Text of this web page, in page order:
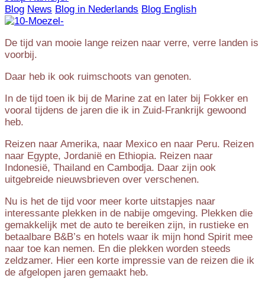
Blog News Blog in Nederlands Blog English
De tijd van mooie lange reizen naar verre, verre landen is
voorbij.
Daar heb ik ook ruimschoots van genoten.
In de tijd toen ik bij de Marine zat en later bij Fokker en
vooral tijdens de jaren die ik in Zuid-Frankrijk gewoond
heb.
Reizen naar Amerika, naar Mexico en naar Peru. Reizen
naar Egypte, Jordanië en Ethiopia. Reizen naar
Indonesië, Thailand en Cambodja. Daar zijn ook
uitgebreide nieuwsbrieven over verschenen.
Nu is het de tijd voor meer korte uitstapjes naar
interessante plekken in de nabije omgeving. Plekken die
gemakkelijk met de auto te bereiken zijn, in rustieke en
betaalbare B&B’s en hotels waar ik mijn hond Spirit mee
naar toe kan nemen. En die plekken worden steeds
zeldzamer. Hier een korte impressie van de reizen die ik
de afgelopen jaren gemaakt heb.